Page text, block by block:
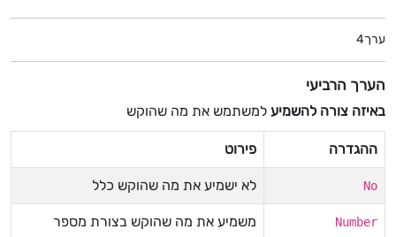
ערך4
הערך הרביעי
באיזה צורה להשמיע למשתמש את מה שהוקש
ההגדרה פירוט
No לא ישמיע את מה שהוקש כלל
Number
משמיע את מה שהוקש בצורת מספר